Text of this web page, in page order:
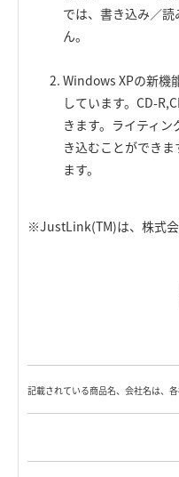
では、書き込み／
ん。
Windows XPの新機
しています。CD-
きます。ライティ
き込むことができ
ます。
※JustLink(TM)は、株式会
記載されている商品名、会社名は、